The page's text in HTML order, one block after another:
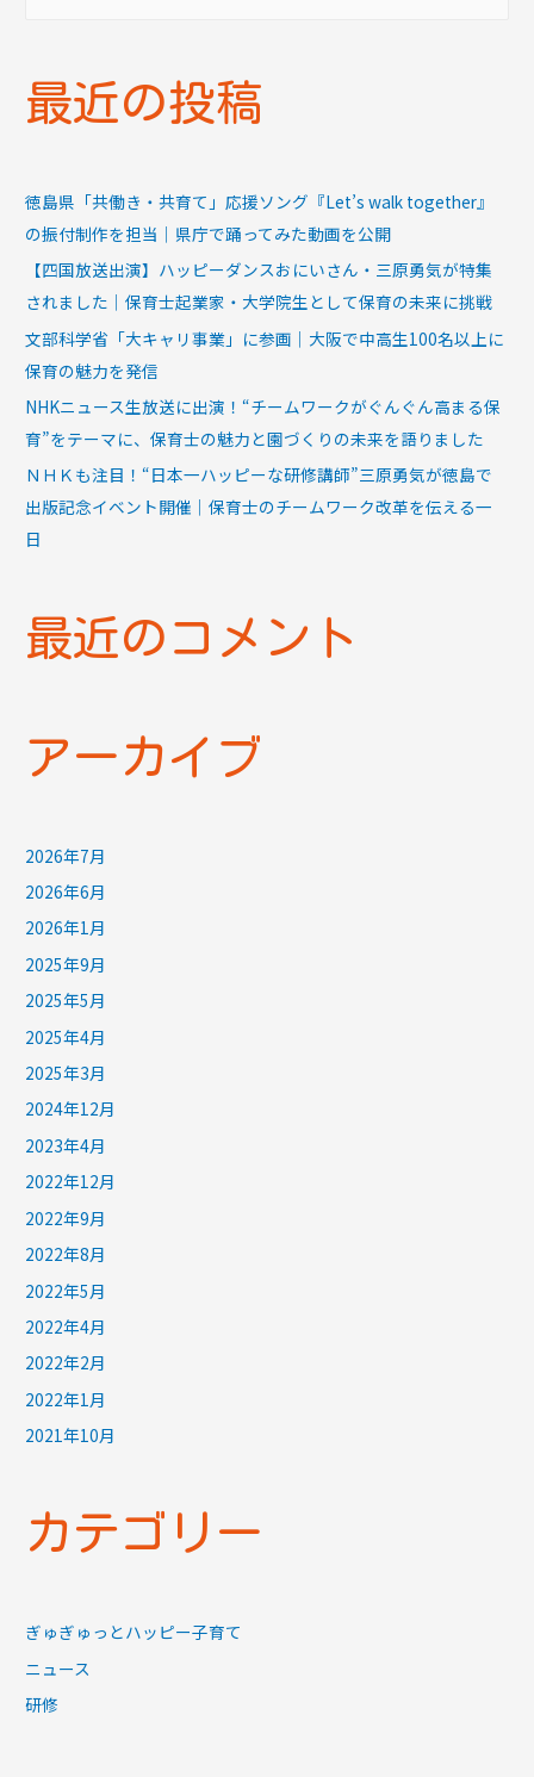
最近の投稿
徳島県「共働き・共育て」応援ソング『Let’s walk together』
の振付制作を担当｜県庁で踊ってみた動画を公開
【四国放送出演】ハッピーダンスおにいさん・三原勇気が特集
されました｜保育士起業家・大学院生として保育の未来に挑戦
文部科学省「大キャリ事業」に参画｜大阪で中高生100名以上に
保育の魅力を発信
NHKニュース生放送に出演！“チームワークがぐんぐん高まる保
育”をテーマに、保育士の魅力と園づくりの未来を語りました
ＮＨＫも注目！“日本一ハッピーな研修講師”三原勇気が徳島で
出版記念イベント開催｜保育士のチームワーク改革を伝える一
日
最近のコメント
アーカイブ
2026年7月
2026年6月
2026年1月
2025年9月
2025年5月
2025年4月
2025年3月
2024年12月
2023年4月
2022年12月
2022年9月
2022年8月
2022年5月
2022年4月
2022年2月
2022年1月
2021年10月
カテゴリー
ぎゅぎゅっとハッピー子育て
ニュース
研修